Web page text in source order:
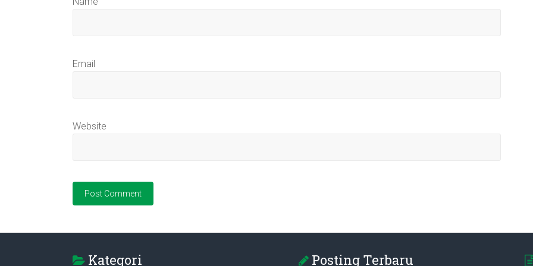
Email
Website
Kategori Posting Terbaru